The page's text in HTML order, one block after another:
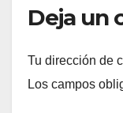
Deja un
Tu dirección de
Los campos